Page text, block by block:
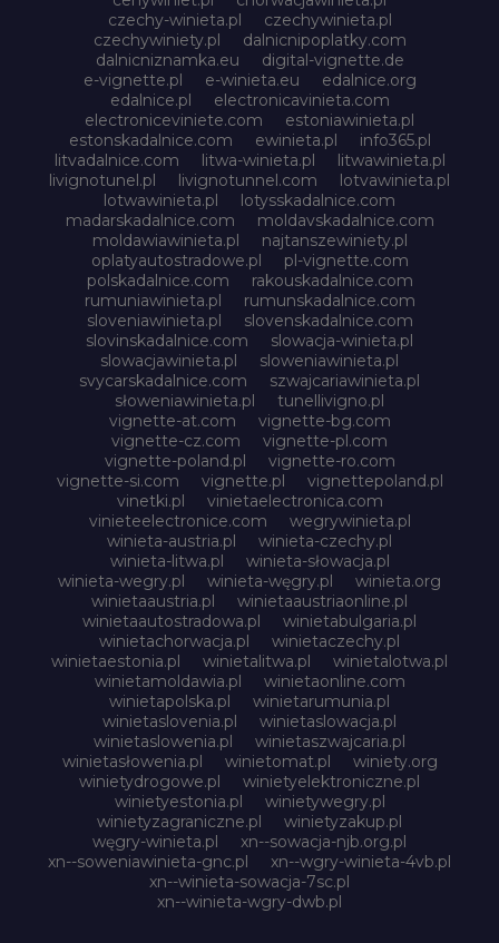
czechy-winieta.pl
czechywinieta.pl
czechywiniety.pl
dalnicnipoplatky.com
dalnicniznamka.eu
digital-vignette.de
e-vignette.pl
e-winieta.eu
edalnice.org
edalnice.pl
electronicavinieta.com
electroniceviniete.com
estoniawinieta.pl
estonskadalnice.com
ewinieta.pl
info365.pl
litvadalnice.com
litwa-winieta.pl
litwawinieta.pl
livignotunel.pl
livignotunnel.com
lotvawinieta.pl
lotwawinieta.pl
lotysskadalnice.com
madarskadalnice.com
moldavskadalnice.com
moldawiawinieta.pl
najtanszewiniety.pl
oplatyautostradowe.pl
pl-vignette.com
polskadalnice.com
rakouskadalnice.com
rumuniawinieta.pl
rumunskadalnice.com
sloveniawinieta.pl
slovenskadalnice.com
slovinskadalnice.com
slowacja-winieta.pl
slowacjawinieta.pl
sloweniawinieta.pl
svycarskadalnice.com
szwajcariawinieta.pl
słoweniawinieta.pl
tunellivigno.pl
vignette-at.com
vignette-bg.com
vignette-cz.com
vignette-pl.com
vignette-poland.pl
vignette-ro.com
vignette-si.com
vignette.pl
vignettepoland.pl
vinetki.pl
vinietaelectronica.com
vinieteelectronice.com
wegrywinieta.pl
winieta-austria.pl
winieta-czechy.pl
winieta-litwa.pl
winieta-słowacja.pl
winieta-wegry.pl
winieta-węgry.pl
winieta.org
winietaaustria.pl
winietaaustriaonline.pl
winietaautostradowa.pl
winietabulgaria.pl
winietachorwacja.pl
winietaczechy.pl
winietaestonia.pl
winietalitwa.pl
winietalotwa.pl
winietamoldawia.pl
winietaonline.com
winietapolska.pl
winietarumunia.pl
winietaslovenia.pl
winietaslowacja.pl
winietaslowenia.pl
winietaszwajcaria.pl
winietasłowenia.pl
winietomat.pl
winiety.org
winietydrogowe.pl
winietyelektroniczne.pl
winietyestonia.pl
winietywegry.pl
winietyzagraniczne.pl
winietyzakup.pl
węgry-winieta.pl
xn--sowacja-njb.org.pl
xn--soweniawinieta-gnc.pl
xn--wgry-winieta-4vb.pl
xn--winieta-sowacja-7sc.pl
xn--winieta-wgry-dwb.pl